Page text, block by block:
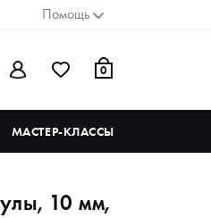
Помощь
0
МАСТЕР-КЛАССЫ
10 мм,